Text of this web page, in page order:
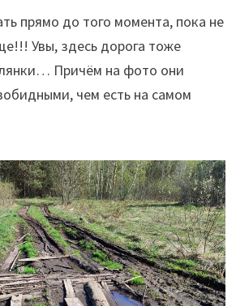
прямо до того момента, пока не
Увы, здесь дорога тоже
Причём на фото они
чем есть на самом